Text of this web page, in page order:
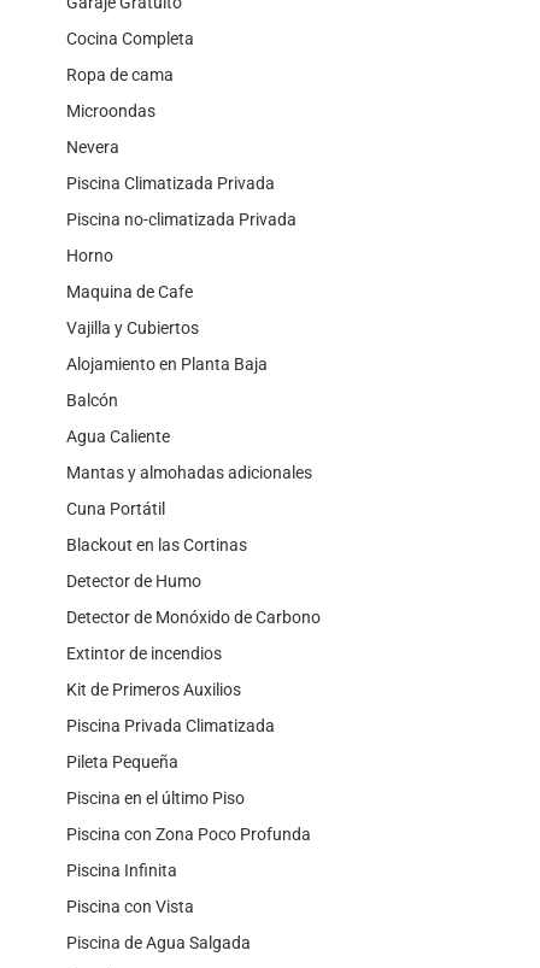
Cocina Completa
Ropa de cama
Microondas
Nevera
Piscina Climatizada Privada
Piscina no-climatizada Privada
Horno
Maquina de Cafe
Vajilla y Cubiertos
Alojamiento en Planta Baja
Balcón
Agua Caliente
Mantas y almohadas adicionales
Cuna Portátil
Blackout en las Cortinas
Detector de Humo
Detector de Monóxido de Carbono
Extintor de incendios
Kit de Primeros Auxilios
Piscina Privada Climatizada
Pileta Pequeña
Piscina en el último Piso
Piscina con Zona Poco Profunda
Piscina Infinita
Piscina con Vista
Piscina de Agua Salgada